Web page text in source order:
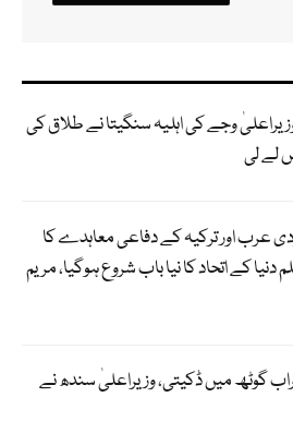
وجے کی اہلیہ سنگیتا نے طلاق کی
لے لی
عرب اور ترکیہ کے دفاعی معاہدے کا
کے اتحاد کا نیا باب شروع ہوگیا، مریم
گوٹھ میں ڈکیتی، وزیراعلیٰ سندھ نے